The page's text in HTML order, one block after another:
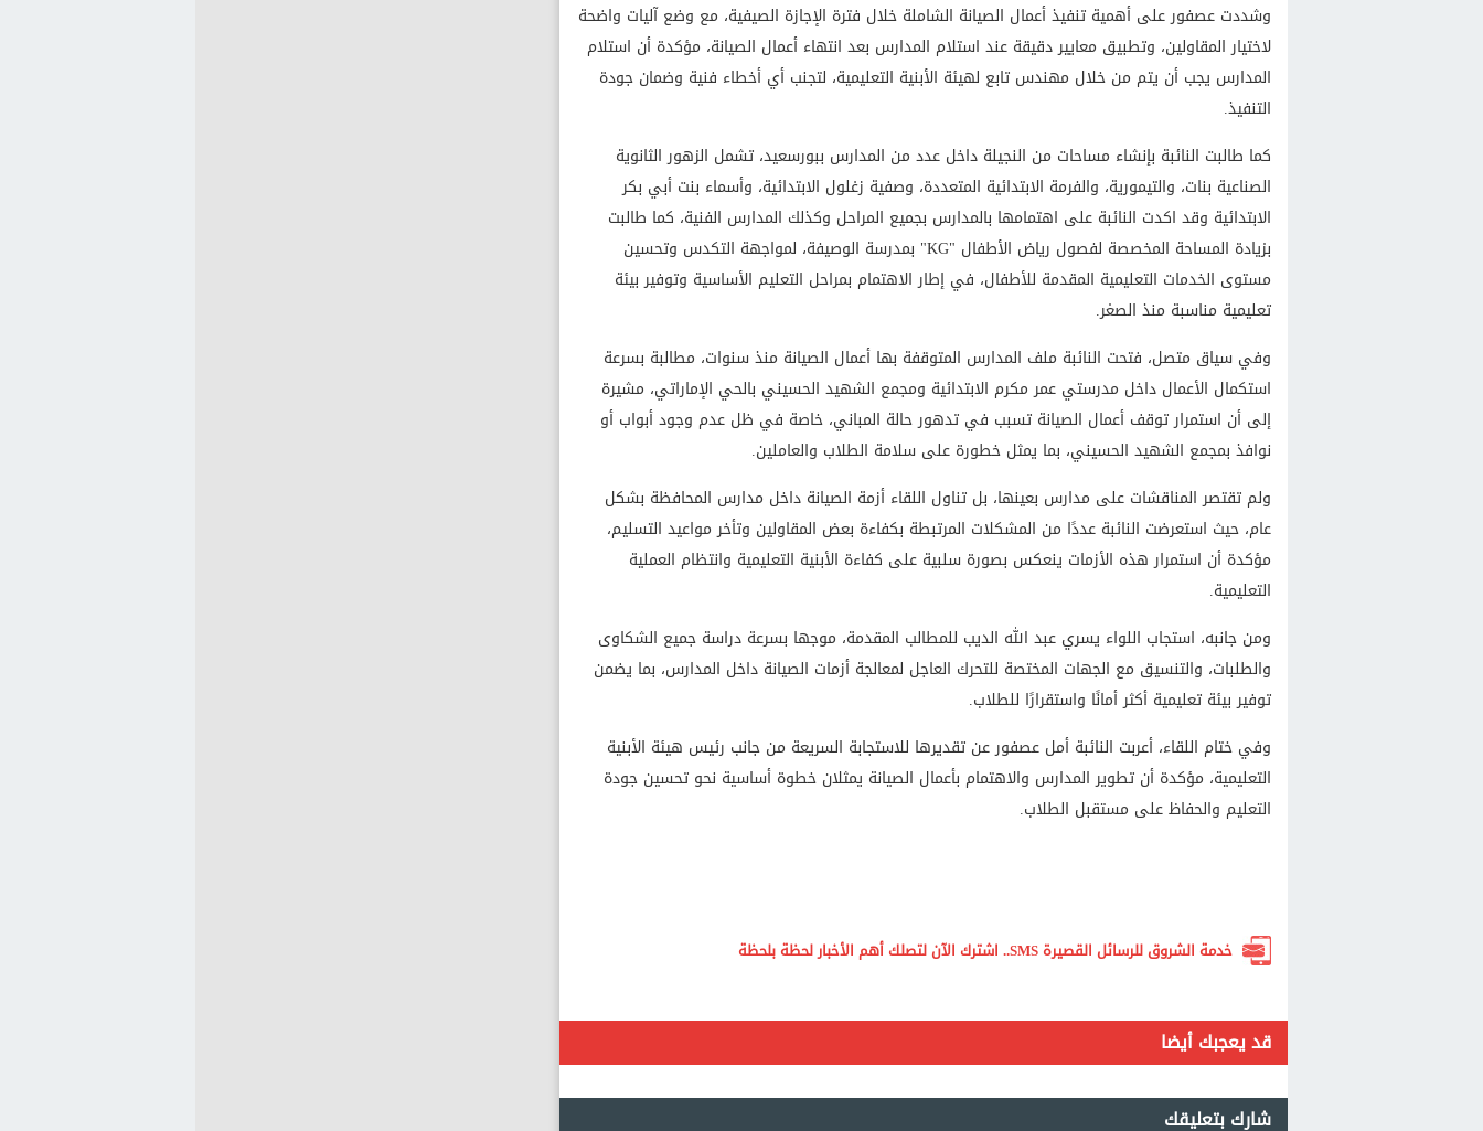
وشددت عصفور على أهمية تنفيذ أعمال الصيانة الشاملة خلال فترة الإجازة الصيفية، مع وضع آليات واضحة
لاختيار المقاولين، وتطبيق معايير دقيقة عند استلام المدارس بعد انتهاء أعمال الصيانة، مؤكدة أن استلام
المدارس يجب أن يتم من خلال مهندس تابع لهيئة الأبنية التعليمية، لتجنب أي أخطاء فنية وضمان جودة
التنفيذ.
كما طالبت النائبة بإنشاء مساحات من النجيلة داخل عدد من المدارس ببورسعيد، تشمل الزهور الثانوية
الصناعية بنات، والتيمورية، والفرمة الابتدائية المتعددة، وصفية زغلول الابتدائية، وأسماء بنت أبي بكر
الابتدائية وقد اكدت النائبة على اهتمامها بالمدارس بجميع المراحل وكذلك المدارس الفنية، كما طالبت
بزيادة المساحة المخصصة لفصول رياض الأطفال "KG" بمدرسة الوصيفة، لمواجهة التكدس وتحسين
مستوى الخدمات التعليمية المقدمة للأطفال، في إطار الاهتمام بمراحل التعليم الأساسية وتوفير بيئة
تعليمية مناسبة منذ الصغر.
وفي سياق متصل، فتحت النائبة ملف المدارس المتوقفة بها أعمال الصيانة منذ سنوات، مطالبة بسرعة
استكمال الأعمال داخل مدرستي عمر مكرم الابتدائية ومجمع الشهيد الحسيني بالحي الإماراتي، مشيرة
إلى أن استمرار توقف أعمال الصيانة تسبب في تدهور حالة المباني، خاصة في ظل عدم وجود أبواب أو
نوافذ بمجمع الشهيد الحسيني، بما يمثل خطورة على سلامة الطلاب والعاملين.
ولم تقتصر المناقشات على مدارس بعينها، بل تناول اللقاء أزمة الصيانة داخل مدارس المحافظة بشكل
عام، حيث استعرضت النائبة عددًا من المشكلات المرتبطة بكفاءة بعض المقاولين وتأخر مواعيد التسليم،
مؤكدة أن استمرار هذه الأزمات ينعكس بصورة سلبية على كفاءة الأبنية التعليمية وانتظام العملية
التعليمية.
ومن جانبه، استجاب اللواء يسري عبد الله الديب للمطالب المقدمة، موجها بسرعة دراسة جميع الشكاوى
والطلبات، والتنسيق مع الجهات المختصة للتحرك العاجل لمعالجة أزمات الصيانة داخل المدارس، بما يضمن
توفير بيئة تعليمية أكثر أمانًا واستقرارًا للطلاب.
وفي ختام اللقاء، أعربت النائبة أمل عصفور عن تقديرها للاستجابة السريعة من جانب رئيس هيئة الأبنية
التعليمية، مؤكدة أن تطوير المدارس والاهتمام بأعمال الصيانة يمثلان خطوة أساسية نحو تحسين جودة
التعليم والحفاظ على مستقبل الطلاب.
خدمة الشروق للرسائل القصيرة SMS.. اشترك الآن لتصلك أهم الأخبار لحظة بلحظة
قد يعجبك أيضا
شارك بتعليقك